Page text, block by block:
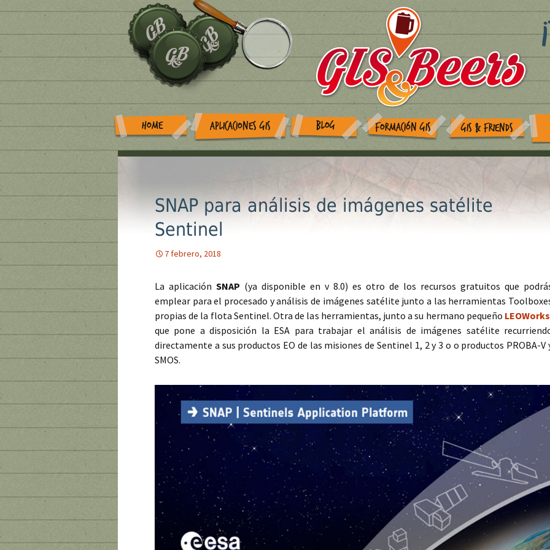
HOME APLICACIONES GIS BLOG FORMACIÓN GIS GIS & FRIENDS
SNAP para análisis de imágenes satélite
Sentinel
7 febrero, 2018
La aplicación SNAP (ya disponible en v 8.0) es otro de los recursos gratuitos que
emplear para el procesado y análisis de imágenes satélite junto a las herramientas
propias de la flota Sentinel. Otra de las herramientas, junto a su hermano pequeño LEOWorks
que pone a disposición la ESA para trabajar el análisis de imágenes satélite
directamente a sus productos EO de las misiones de Sentinel 1, 2 y 3 o o productos PROBA-V
SMOS.